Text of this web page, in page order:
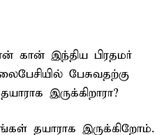
கான் இந்திய பிரதமர்
பேசுவதற்கு
இருக்கிறாரா?
தயாராக இருக்கிறோம்.